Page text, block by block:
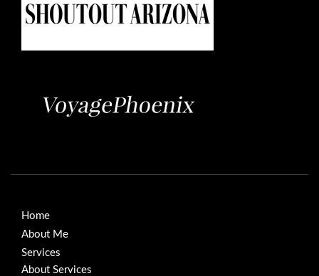
Home
About Me
Services
About Services